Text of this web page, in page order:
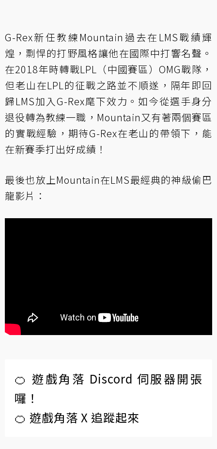
G-Rex新任教練Mountain過去在LMS戰績輝
煌，剽悍的打野風格讓他在國際中打響名聲。
在2018年時轉戰LPL（中國賽區）OMG戰隊，
但老山在LPL的征戰之路並不順遂，隔年即回
歸LMS加入G-Rex麾下效力。如今從選手身分
退役轉為教練一職，Mountain又有著兩個賽區
的實戰經驗，期待G-Rex在老山的帶領下，能
在新賽季打出好成績！
最後也放上Mountain在LMS最經典的神級偷巴
龍影片：
🍊 遊戲角落 Discord 伺服器開張
囉！
🍊 遊戲角落 X 追蹤起來